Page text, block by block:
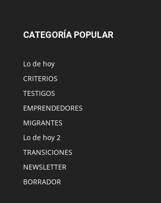
CATEGORÍA POPULAR
Lo de hoy
CRITERIOS
TESTIGOS
EMPRENDEDORES
MIGRANTES
Lo de hoy 2
TRANSICIONES
NEWSLETTER
BORRADOR